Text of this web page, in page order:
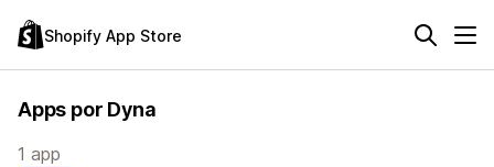
Shopify App Store
Apps por Dyna
1 app